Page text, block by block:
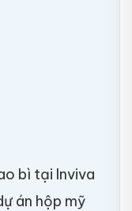
bì tại Inviva
án hộp mỹ